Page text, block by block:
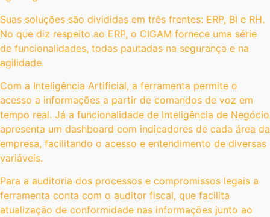
Suas soluções são divididas em três frentes: ERP, BI e RH.
No que diz respeito ao ERP, o CIGAM fornece uma série
de funcionalidades, todas pautadas na segurança e na
agilidade.
Com a Inteligência Artificial, a ferramenta permite o
acesso a informações a partir de comandos de voz em
tempo real. Já a funcionalidade de Inteligência de Negócio
apresenta um dashboard com indicadores de cada área da
empresa, facilitando o acesso e entendimento de diversas
variáveis.
Para a auditoria dos processos e compromissos legais a
ferramenta conta com o auditor fiscal, que facilita
atualização de conformidade nas informações junto ao